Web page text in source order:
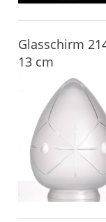
Glasschirm
13 cm